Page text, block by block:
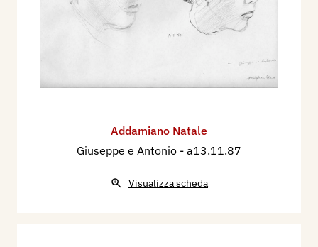
Addamiano Natale
Giuseppe e Antonio - a13.11.87
Visualizza scheda